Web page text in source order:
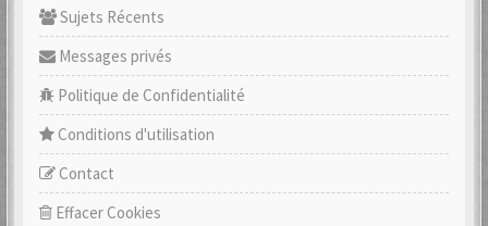
Sujets Récents
Messages privés
Politique de Confidentialité
Conditions d'utilisation
Contact
Effacer Cookies